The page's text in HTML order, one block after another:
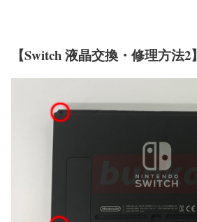
【Switch 液晶交換・修理方法2】